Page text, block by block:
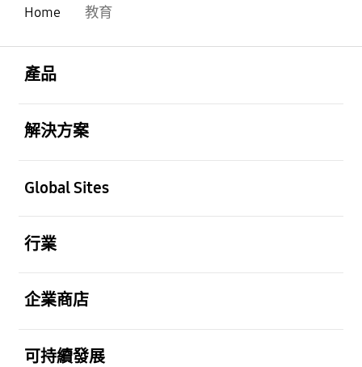
Home 教育
產品
解決方案
Global Sites
行業
企業商店
可持續發展